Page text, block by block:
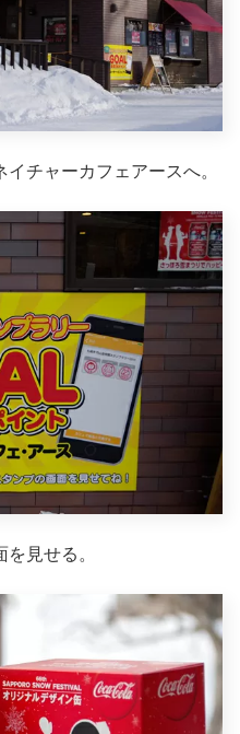
チャーカフェアースへ。
見せる。